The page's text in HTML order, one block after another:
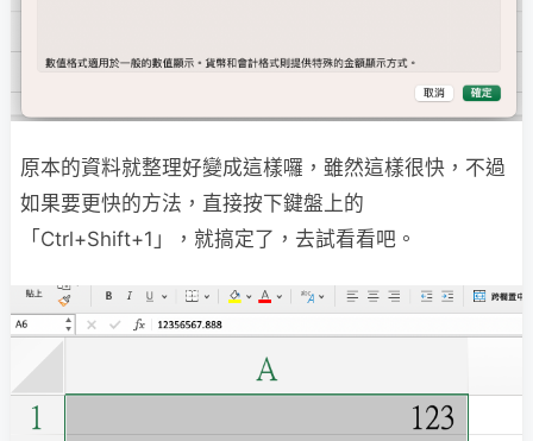
原本的資料就整理好變成這樣囉，雖然這樣很快，不過
如果要更快的方法，直接按下鍵盤上的
「Ctrl+Shift+1」，就搞定了，去試看看吧。